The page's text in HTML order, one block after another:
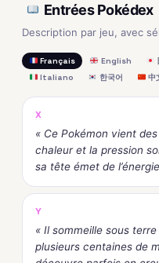
Entrées Pokédex
Description par jeu, avec
Français English
Italiano
한국어 中
X
« Ce Pokémon vient
chaleur et la pression
sa tête émet de
Y
« Il sommeille sous
plusieurs centaines de